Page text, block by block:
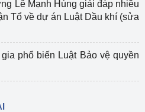
Lê Mạnh Hùng giải đáp nhiều
Tổ về dự án Luật Dầu khí (sửa
phổ biến Luật Bảo vệ quyền